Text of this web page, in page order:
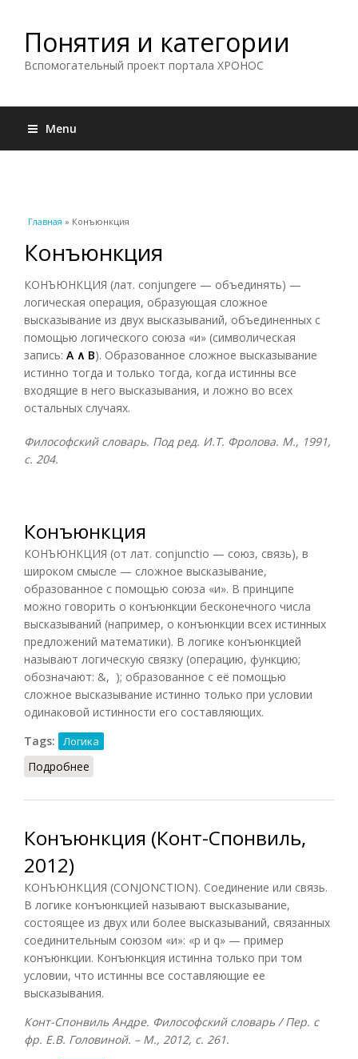
Понятия и категории
Вспомогательный проект портала ХРОНОС
Menu
Вы здесь
Главная » Конъюнкция
Конъюнкция
КОНЪЮНКЦИЯ (лат. conjungere — объединять) —
логическая операция, образующая сложное
высказывание из двух высказываний, объединенных с
помощью логического союза «и» (символическая
запись: А ∧ В). Образованное сложное высказывание
истинно тогда и только тогда, когда истинны все
входящие в него высказывания, и ложно во всех
остальных случаях.
Философский словарь. Под ред. И.Т. Фролова. М., 1991,
с. 204.
Конъюнкция
КОНЪЮНКЦИЯ (от лат. conjunctio — союз, связь), в
широком смысле — сложное высказывание,
образованное с помощью союза «и». В принципе
можно говорить о конъюнкции бесконечного числа
высказываний (например, о конъюнкции всех истинных
предложений математики). В логике конъюнкцией
называют логическую связку (операцию, функцию;
обозначают: &, ); образованное с её помощью
сложное высказывание истинно только при условии
одинаковой истинности его составляющих.
Tags:
Логика
Подробнее
Конъюнкция (Конт-Спонвиль,
2012)
КОНЪЮНКЦИЯ (CONJONCTION). Соединение или связь.
В логике конъюнкцией называют высказывание,
состоящее из двух или более высказываний, связанных
соединительным союзом «и»: «р и q» — пример
конъюнкции. Конъюнкция истинна только при том
условии, что истинны все составляющие ее
высказывания.
Конт-Спонвиль Андре. Философский словарь / Пер. с
фр. Е.В. Головиной. – М., 2012, с. 261.